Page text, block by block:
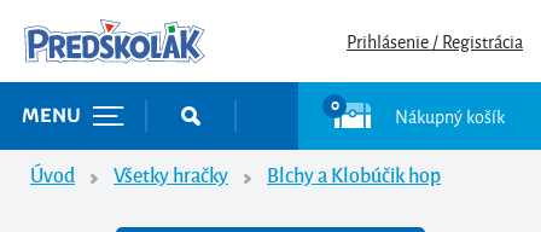
Prihlásenie / Registrácia
MENU 0 Nákupný košík
Úvod Všetky hračky Blchy a Klobúčik hop